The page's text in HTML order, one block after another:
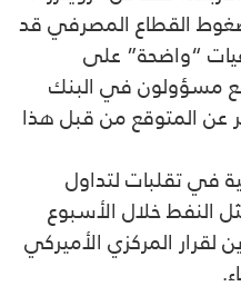
القطاع المصرفي قد
“واضحة” على
مسؤولون في البنك
عن المتوقع من قبل هذا
في تقلبات لتداول
النفط خلال الأسبوع
المركزي الأميركي